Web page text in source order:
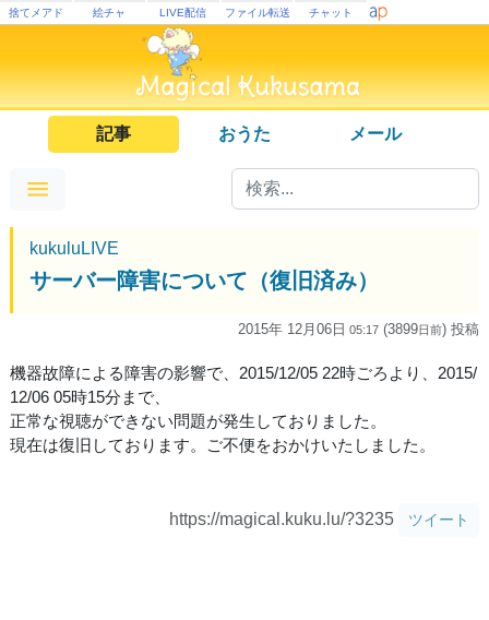
捨てメアド 絵チャ LIVE配信 ファイル転送 チャット
記事 おうた メール
kukuluLIVE
サーバー障害について（復旧済み）
2015年 12月06日 05:17 (3899日前) 投稿
機器故障による障害の影響で、2015/12/05 22時ごろより、2015/
12/06 05時15分まで、
正常な視聴ができない問題が発生しておりました。
現在は復旧しております。ご不便をおかけいたしました。
https://magical.kuku.lu/?3235 ツイート